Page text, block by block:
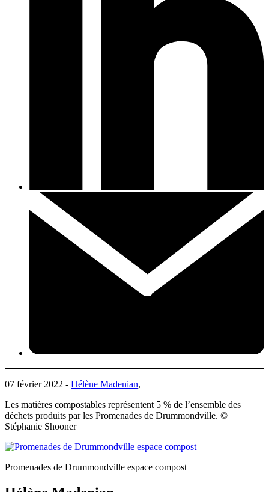
07 février 2022 - Hélène Madenian,
Les matières compostables représentent 5 % de l’ensemble des
déchets produits par les Promenades de Drummondville. ©
Stéphanie Shooner
Promenades de Drummondville espace compost